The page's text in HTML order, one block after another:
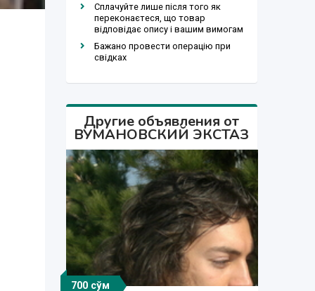
Сплачуйте лише після того як
переконаєтеся, що товар
відповідає опису і вашим вимогам
Бажано провести операцію при
свідках
Другие объявления от
ВУМАНОВСКИЙ ЭКСТАЗ
700 сўм
700 сўм
500 сўм
700 сўм 700 сўм
700 сўм
600 сўм
200 сўм
600 сўм
500 сўм
700 сўм
700 сўм